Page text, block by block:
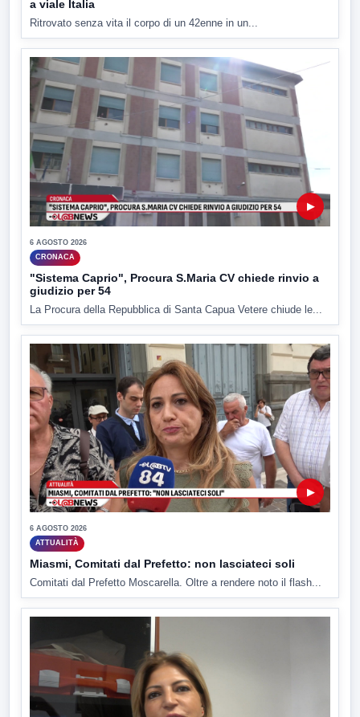
a viale Italia
Ritrovato senza vita il corpo di un 42enne in un...
▶
6 AGOSTO 2026
CRONACA
"Sistema Caprio", Procura S.Maria CV chiede rinvio a
giudizio per 54
La Procura della Repubblica di Santa Capua Vetere chiude le...
▶
6 AGOSTO 2026
ATTUALITÀ
Miasmi, Comitati dal Prefetto: non lasciateci soli
Comitati dal Prefetto Moscarella. Oltre a rendere noto il flash...